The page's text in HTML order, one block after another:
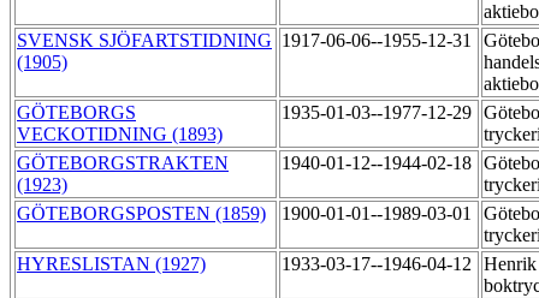
SVENSK SJÖFARTSTIDNING
(1905)
1917-06-06--1955-12-31
GÖTEBORGS
VECKOTIDNING (1893)
1935-01-03--1977-12-29
GÖTEBORGSTRAKTEN
(1923)
1940-01-12--1944-02-18
GÖTEBORGSPOSTEN (1859)
1900-01-01--1989-03-01
HYRESLISTAN (1927)
1933-03-17--1946-04-12
Henrik